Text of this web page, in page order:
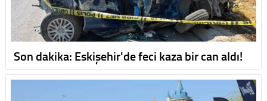
Son dakika: Eskişehir'de feci kaza bir can aldı!